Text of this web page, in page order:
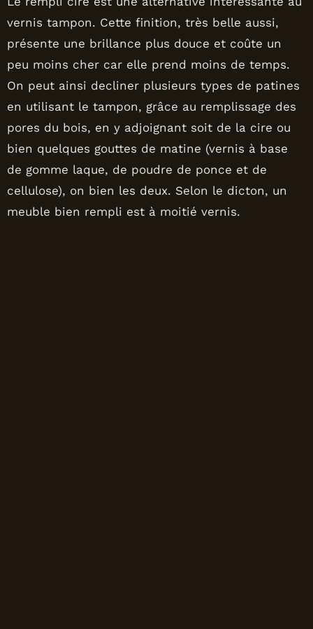
vernis tampon. Cette finition, très belle aussi,
présente une brillance plus douce et coûte un
peu moins cher car elle prend moins de temps.
On peut ainsi decliner plusieurs types de patines
en utilisant le tampon, grâce au remplissage des
pores du bois, en y adjoignant soit de la cire ou
bien quelques gouttes de matine (vernis à base
de gomme laque, de poudre de ponce et de
cellulose), on bien les deux. Selon le dicton, un
meuble bien rempli est à moitié vernis.